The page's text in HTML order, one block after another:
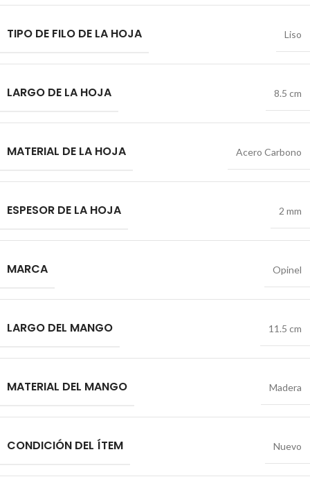
TIPO DE FILO DE LA HOJA Liso
LARGO DE LA HOJA 8.5 cm
MATERIAL DE LA HOJA Acero Carbono
ESPESOR DE LA HOJA 2 mm
MARCA Opinel
LARGO DEL MANGO 11.5 cm
MATERIAL DEL MANGO Madera
CONDICIÓN DEL ÍTEM Nuevo